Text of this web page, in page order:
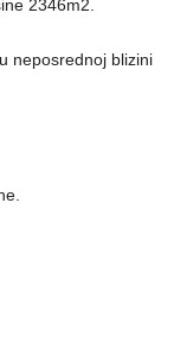
2346m2.
neposrednoj blizini